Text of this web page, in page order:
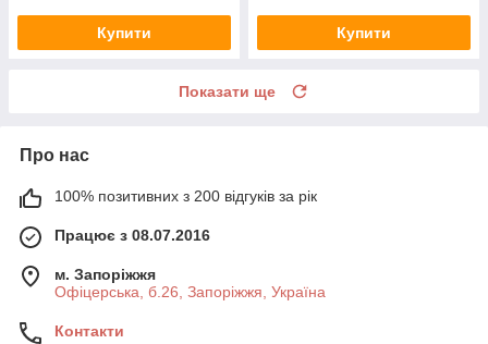
Купити Купити
Показати ще
Про нас
100% позитивних з 200 відгуків за рік
Працює з 08.07.2016
м. Запоріжжя
Офіцерська, б.26, Запоріжжя, Україна
Контакти